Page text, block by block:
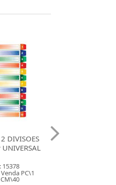
DIVISOES
2547
PC\1